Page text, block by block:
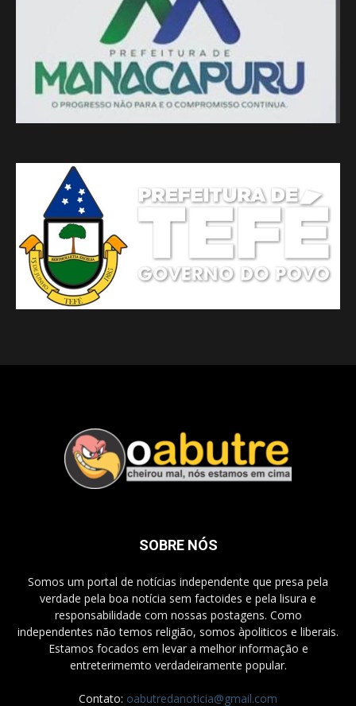
SOBRE NÓS
Somos um portal de notícias independente que presa pela
verdade pela boa notícia sem factoides e pela lisura e
responsabilidade com nossas postagens. Como
independentes não temos religião, somos àpoliticos e liberais.
Estamos focados em levar a melhor informação e
entreterimemto verdadeiramente popular.
Contato: oabutredanoticia@gmail.com